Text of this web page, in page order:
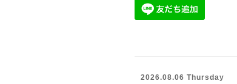
2026.08.06 Thursday